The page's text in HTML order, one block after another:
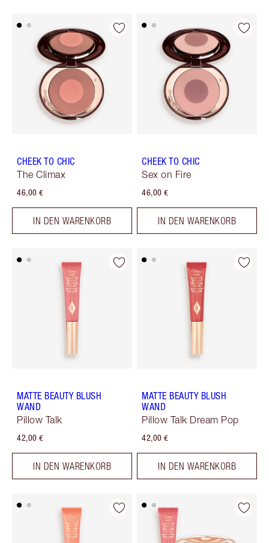
CHEEK TO CHIC
The Climax
46,00 €
IN DEN WARENKORB
CHEEK TO CHIC
Sex on Fire
46,00 €
IN DEN WARENKORB
MATTE BEAUTY BLUSH
WAND
Pillow Talk
42,00 €
IN DEN WARENKORB
MATTE BEAUTY BLUSH
WAND
Pillow Talk Dream Pop
42,00 €
IN DEN WARENKORB